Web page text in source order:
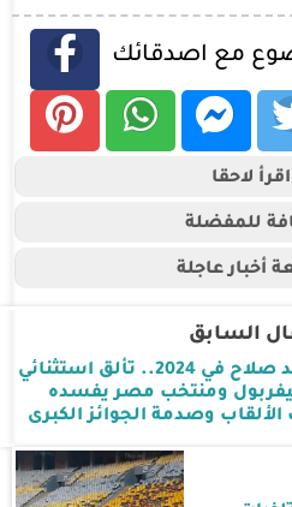
مع اصدقائك
اقرأ لاحقا
للمفضلة
أخبار عاجلة
السابق
محمد صلاح في 2024.. تألق استثنائي
ومنتخب مصر يفسده
الألقاب وصدمة الجوائز الكبرى